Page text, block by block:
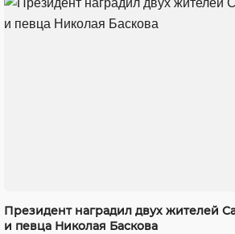
Президент наградил двух жителей
и певца Николая Баскова